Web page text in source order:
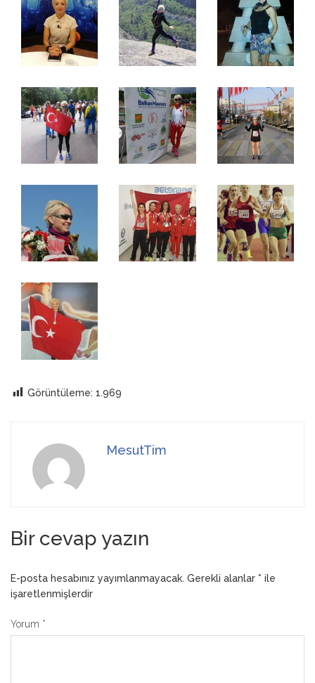
Görüntüleme: 1.969
MesutTim
Bir cevap yazın
E-posta hesabınız yayımlanmayacak. Gerekli alanlar * ile
işaretlenmişlerdir
Yorum *